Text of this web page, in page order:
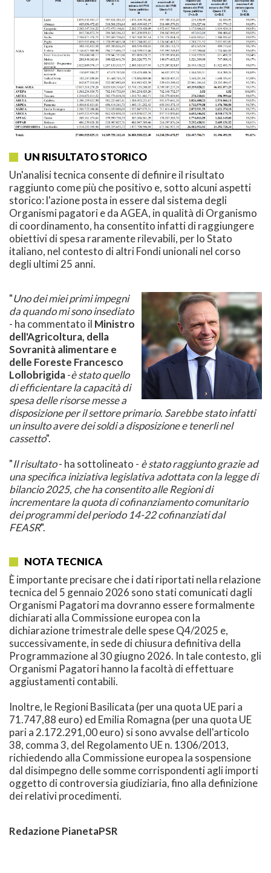
UN RISULTATO STORICO
Un'analisi tecnica consente di definire il risultato
raggiunto come più che positivo e, sotto alcuni aspetti
storico: l'azione posta in essere dal sistema degli
Organismi pagatori e da AGEA, in qualità di Organismo
di coordinamento, ha consentito infatti di raggiungere
obiettivi di spesa raramente rilevabili, per lo Stato
italiano, nel contesto di altri Fondi unionali nel corso
degli ultimi 25 anni.
"Uno dei miei primi impegni
da quando mi sono insediato
- ha commentato il Ministro
dell'Agricoltura, della
Sovranità alimentare e
delle Foreste Francesco
Lollobrigida-è stato quello
di efficientare la capacità di
spesa delle risorse messe a
disposizione per il settore primario. Sarebbe stato infatti
un insulto avere dei soldi a disposizione e tenerli nel
cassetto".
"Il risultato- ha sottolineato - è stato raggiunto grazie ad
una specifica iniziativa legislativa adottata con la legge di
bilancio 2025, che ha consentito alle Regioni di
incrementare la quota di cofinanziamento comunitario
dei programmi del periodo 14-22 cofinanziati dal
FEASR".
NOTA TECNICA
È importante precisare che i dati riportati nella relazione
tecnica del 5 gennaio 2026 sono stati comunicati dagli
Organismi Pagatori ma dovranno essere formalmente
dichiarati alla Commissione europea con la
dichiarazione trimestrale delle spese Q4/2025 e,
successivamente, in sede di chiusura definitiva della
Programmazione al 30 giugno 2026. In tale contesto, gli
Organismi Pagatori hanno la facoltà di effettuare
aggiustamenti contabili.
Inoltre, le Regioni Basilicata (per una quota UE pari a
71.747,88 euro) ed Emilia Romagna (per una quota UE
pari a 2.172.291,00 euro) si sono avvalse dell'articolo
38, comma 3, del Regolamento UE n. 1306/2013,
richiedendo alla Commissione europea la sospensione
dal disimpegno delle somme corrispondenti agli importi
oggetto di controversia giudiziaria, fino alla definizione
dei relativi procedimenti.
Redazione PianetaPSR